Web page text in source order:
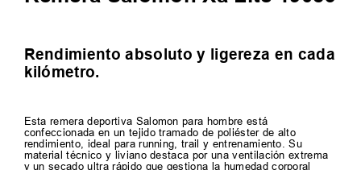
Rendimiento absoluto y ligereza en cada
kilómetro.
Esta remera deportiva Salomon para hombre está
confeccionada en un tejido tramado de poliéster de alto
rendimiento, ideal para running, trail y entrenamiento. Su
material técnico y liviano destaca por una ventilación extrema
y un secado ultra rápido que gestiona la humedad corporal